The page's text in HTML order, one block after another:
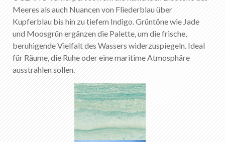
Meeres als auch Nuancen von Fliederblau über
Kupferblau bis hin zu tiefem Indigo. Grüntöne wie Jade
und Moosgrün ergänzen die Palette, um die frische,
beruhigende Vielfalt des Wassers widerzuspiegeln. Ideal
für Räume, die Ruhe oder eine maritime Atmosphäre
ausstrahlen sollen.